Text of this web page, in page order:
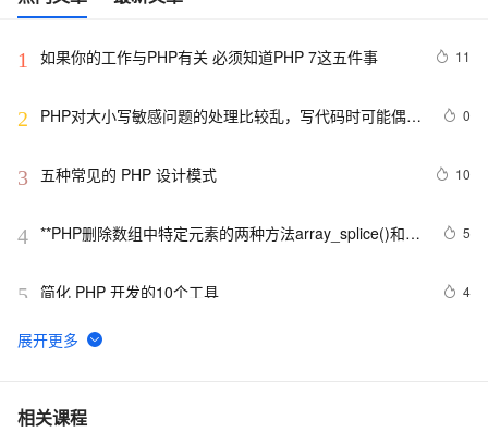
1 如果你的工作与PHP有关 必须知道PHP 7这五件事 11
2
PHP对大小写敏感问题的处理比较乱，写代码时可能偶尔
0
3 五种常见的 PHP 设计模式 10
4 **PHP删除数组中特定元素的两种方法array_splice()和
5
5 简化 PHP 开发的10个工具 4
6 PHP5中定义对象的字符串值
7 PHP 接口
相关课程